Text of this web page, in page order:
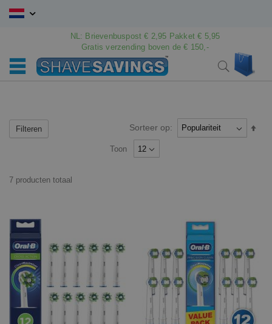
Ga
NL: Brievenbuspost € 2,95 Pakket € 5,95
Gratis verzending boven de € 150,-
Search
Toon
Sorteer op:
7 producten totaal
Filteren